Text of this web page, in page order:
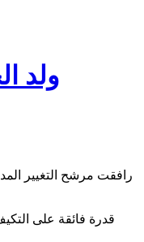
ولد
رافقت مرشح التغيير